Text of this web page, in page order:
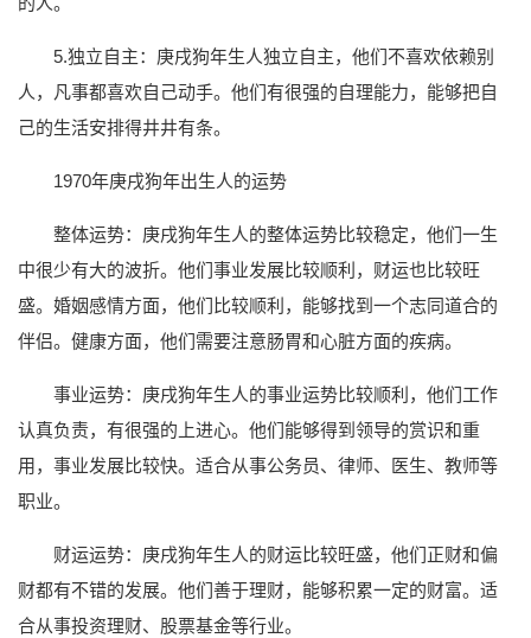
5.独立自主：庚戌狗年生人独立自主，他们不喜欢依赖别
人，凡事都喜欢自己动手。他们有很强的自理能力，能够把自
己的生活安排得井井有条。
1970年庚戌狗年出生人的运势
整体运势：庚戌狗年生人的整体运势比较稳定，他们一生
中很少有大的波折。他们事业发展比较顺利，财运也比较旺
盛。婚姻感情方面，他们比较顺利，能够找到一个志同道合的
伴侣。健康方面，他们需要注意肠胃和心脏方面的疾病。
事业运势：庚戌狗年生人的事业运势比较顺利，他们工作
认真负责，有很强的上进心。他们能够得到领导的赏识和重
用，事业发展比较快。适合从事公务员、律师、医生、教师等
职业。
财运运势：庚戌狗年生人的财运比较旺盛，他们正财和偏
财都有不错的发展。他们善于理财，能够积累一定的财富。适
合从事投资理财、股票基金等行业。